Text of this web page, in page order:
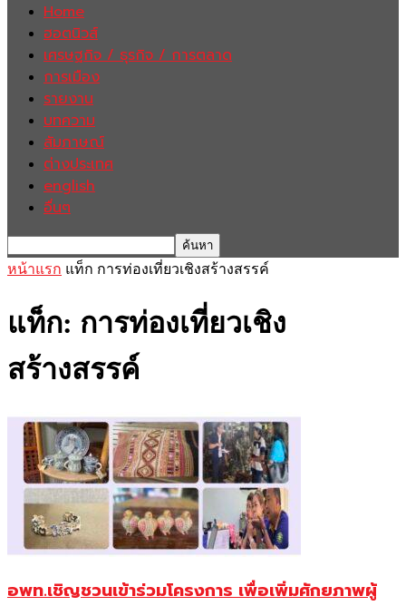
Home
ฮอตนิวส์
เศรษฐกิจ / ธุรกิจ / การตลาด
การเมือง
รายงาน
บทความ
สัมภาษณ์
ต่างประเทศ
english
อื่นๆ
หน้าแรก แท็ก การท่องเที่ยวเชิงสร้างสรรค์
แท็ก: การท่องเที่ยวเชิง
สร้างสรรค์
อพท.เชิญชวนเข้าร่วมโครงการ เพื่อเพิ่มศักยภาพผู้